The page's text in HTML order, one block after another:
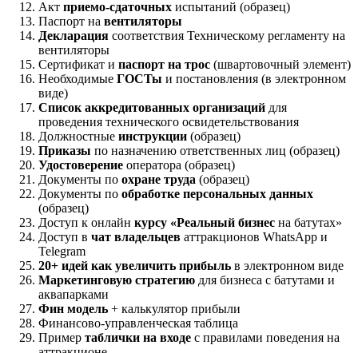
Акт приемо-сдаточных испытаний (образец)
Паспорт на вентиляторы
Декларация соответствия Техническому регламенту на
вентиляторы
Сертификат и паспорт на трос (швартовочный элемент)
Необходимые ГОСТы и постановления (в электронном
виде)
Список аккредитованных организаций для
проведения технического освидетельствования
Должностные инструкции (образец)
Приказы по назначению ответственных лиц (образец)
Удостоверение оператора (образец)
Документы по охране труда (образец)
Документы по обработке персональных данных
(образец)
Доступ к онлайн курсу «Реальный бизнес на батутах»
Доступ в чат владельцев аттракционов WhatsApp и
Telegram
20+ идей как увеличить прибыль в электронном виде
Маркетинговую стратегию для бизнеса с батутами и
аквапарками
Фин модель + калькулятор прибыли
Финансово-управленческая таблица
Пример таблички на входе с правилами поведения на